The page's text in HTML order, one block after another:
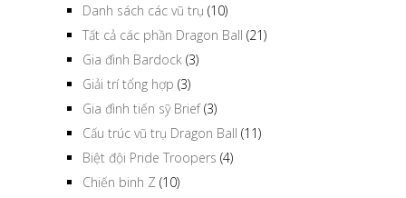
Danh sách các vũ trụ (10)
Tất cả các phần Dragon Ball (21)
Gia đình Bardock (3)
Giải trí tổng hợp (3)
Gia đình tiến sỹ Brief(3)
Cấu trúc vũ trụ Dragon Ball (11)
Biệt đội Pride Troopers (4)
Chiến binh Z (10)